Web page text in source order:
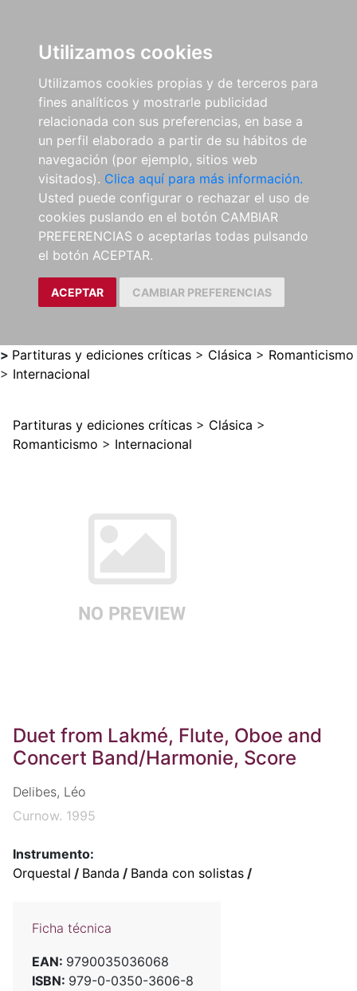
Utilizamos cookies
Utilizamos cookies propias y de terceros para
fines analíticos y mostrarle publicidad
relacionada con sus preferencias, en base a
un perfil elaborado a partir de su hábitos de
navegación (por ejemplo, sitios web
visitados). Clica aquí para más información.
Usted puede configurar o rechazar el uso de
cookies puslando en el botón CAMBIAR
PREFERENCIAS o aceptarlas todas pulsando
el botón ACEPTAR.
ACEPTAR CAMBIAR PREFERENCIAS
> Partituras y ediciones críticas > Clásica > Romanticismo
> Internacional
Partituras y ediciones críticas > Clásica >
Romanticismo > Internacional
Duet from Lakmé, Flute, Oboe and
Concert Band/Harmonie, Score
Delibes, Léo
Curnow. 1995
Instrumento:
Orquestal / Banda / Banda con solistas /
Ficha técnica
EAN: 9790035036068
ISBN: 979-0-0350-3606-8